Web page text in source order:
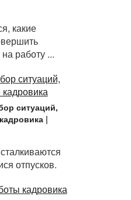
какие
работу ...
ситуаций,
|
отпусков.